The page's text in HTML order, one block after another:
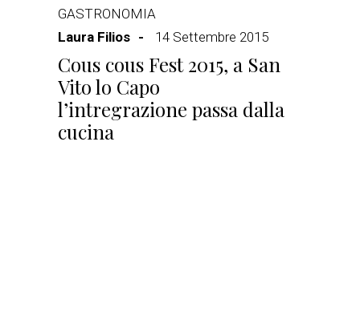
GASTRONOMIA
Laura Filios
14 Settembre 2015
Cous cous Fest 2015, a San
Vito lo Capo
l’intregrazione passa dalla
cucina